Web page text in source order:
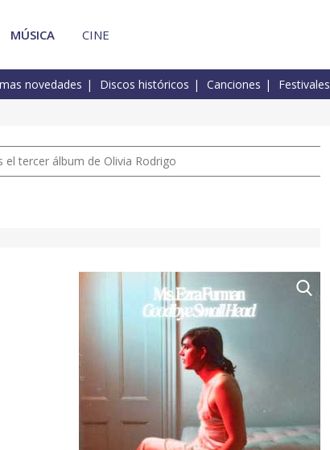
MÚSICA CINE
novedades Discos históricos Canciones Festivales
tercer álbum de Olivia Rodrigo